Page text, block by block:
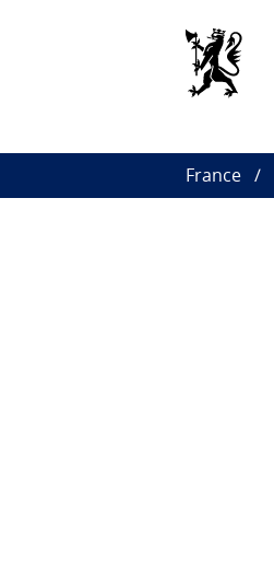
France